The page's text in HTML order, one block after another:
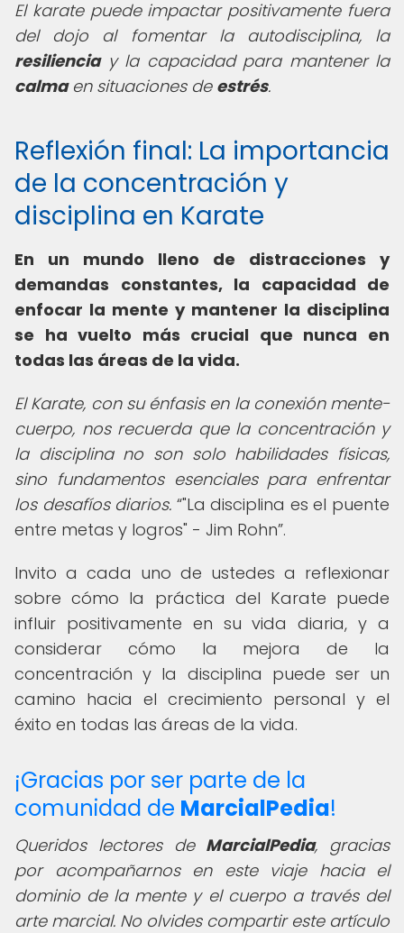
El karate puede impactar positivamente fuera
del dojo al fomentar la autodisciplina, la
resilienciay la capacidad para mantener la
calmaen situaciones de estrés.
Reflexión final: La importancia
de la concentración y
disciplina en Karate
En un mundo lleno de distracciones y
demandas constantes, la capacidad de
enfocar la mente y mantener la disciplina
se ha vuelto más crucial que nunca en
todas las áreas de la vida.
El Karate, con su énfasis en la conexión mente-
cuerpo, nos recuerda que la concentración y
la disciplina no son solo habilidades físicas,
sino fundamentos esenciales para enfrentar
los desafíos diarios. "La disciplina es el puente
entre metas y logros" - Jim Rohn .
Invito a cada uno de ustedes a reflexionar
sobre cómo la práctica del Karate puede
influir positivamente en su vida diaria, y a
considerar cómo la mejora de la
concentración y la disciplina puede ser un
camino hacia el crecimiento personal y el
éxito en todas las áreas de la vida.
¡Gracias por ser parte de la
comunidad de MarcialPedia!
Queridos lectores de MarcialPedia, gracias
por acompañarnos en este viaje hacia el
dominio de la mente y el cuerpo a través del
arte marcial. No olvides compartir este artículo